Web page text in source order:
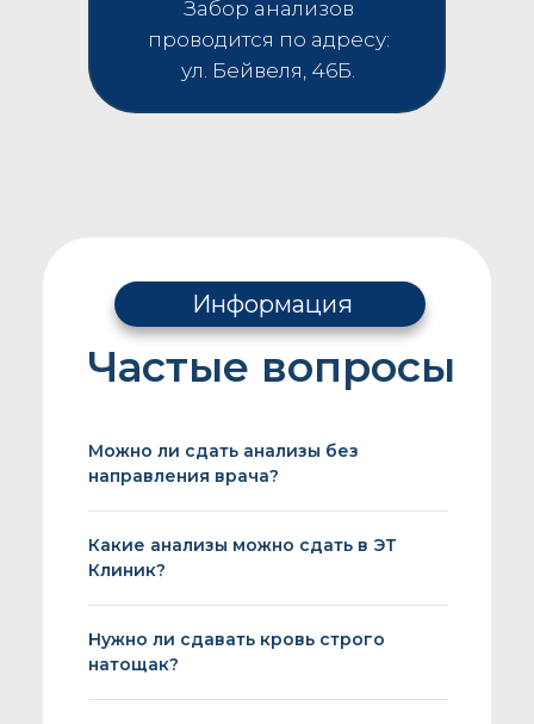
Забор анализов
проводится по адресу:
ул. Бейвеля, 46Б.
Частые вопросы
Информация
Можно ли сдать анализы без
направления врача?
Какие анализы можно сдать в ЭТ
Клиник?
Нужно ли сдавать кровь строго
натощак?